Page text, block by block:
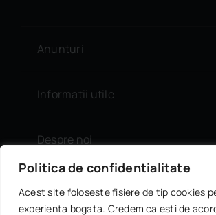
Politica de confidentialitate
Acest site foloseste fisiere de tip cookies
experienta bogata. Credem ca esti de
Anunturi
Informatii utile
Despre noi
Contact